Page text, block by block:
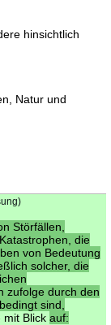
hinsichtlich
Natur und
Störfällen,
die
von Bedeutung
solcher, die
zufolge durch den
sind,
mit Blick auf: